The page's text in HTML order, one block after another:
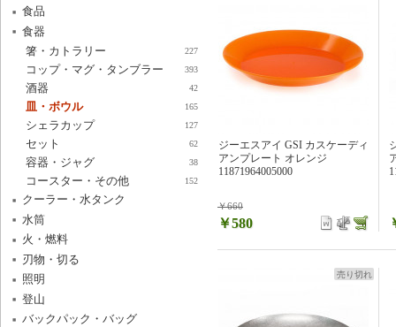
ジーエスアイ GSI カスケーディ
アンプレート オレンジ
11871964005000
￥660
￥580
売り切れ
食品
食器
箸・カトラリー
227
コップ・マグ・タンブラー 393
酒器 42
皿・ボウル 165
シェラカップ 127
セット 62
容器・ジャグ 38
コースター・その他 152
クーラー・水タンク
水筒
火・燃料
刃物・切る
照明
登山
バックパック・バッグ